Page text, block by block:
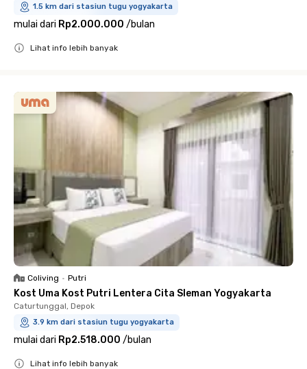
1.5 km dari stasiun tugu yogyakarta
mulai dari Rp2.000.000 /bulan
Lihat info lebih banyak
Coliving • Putri
Kost Uma Kost Putri Lentera Cita Sleman Yogyakarta
Caturtunggal, Depok
3.9 km dari stasiun tugu yogyakarta
mulai dari Rp2.518.000 /bulan
Lihat info lebih banyak